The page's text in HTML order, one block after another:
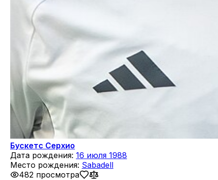
Бускетс Серхио
Дата рождения: 16 июля 1988
Место рождения: Sabadell
482 просмотра